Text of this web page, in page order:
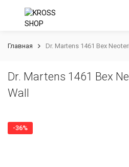
Главная Dr. Martens 1461 Bex
Dr. Martens 1461 Bex
Wall
-36%